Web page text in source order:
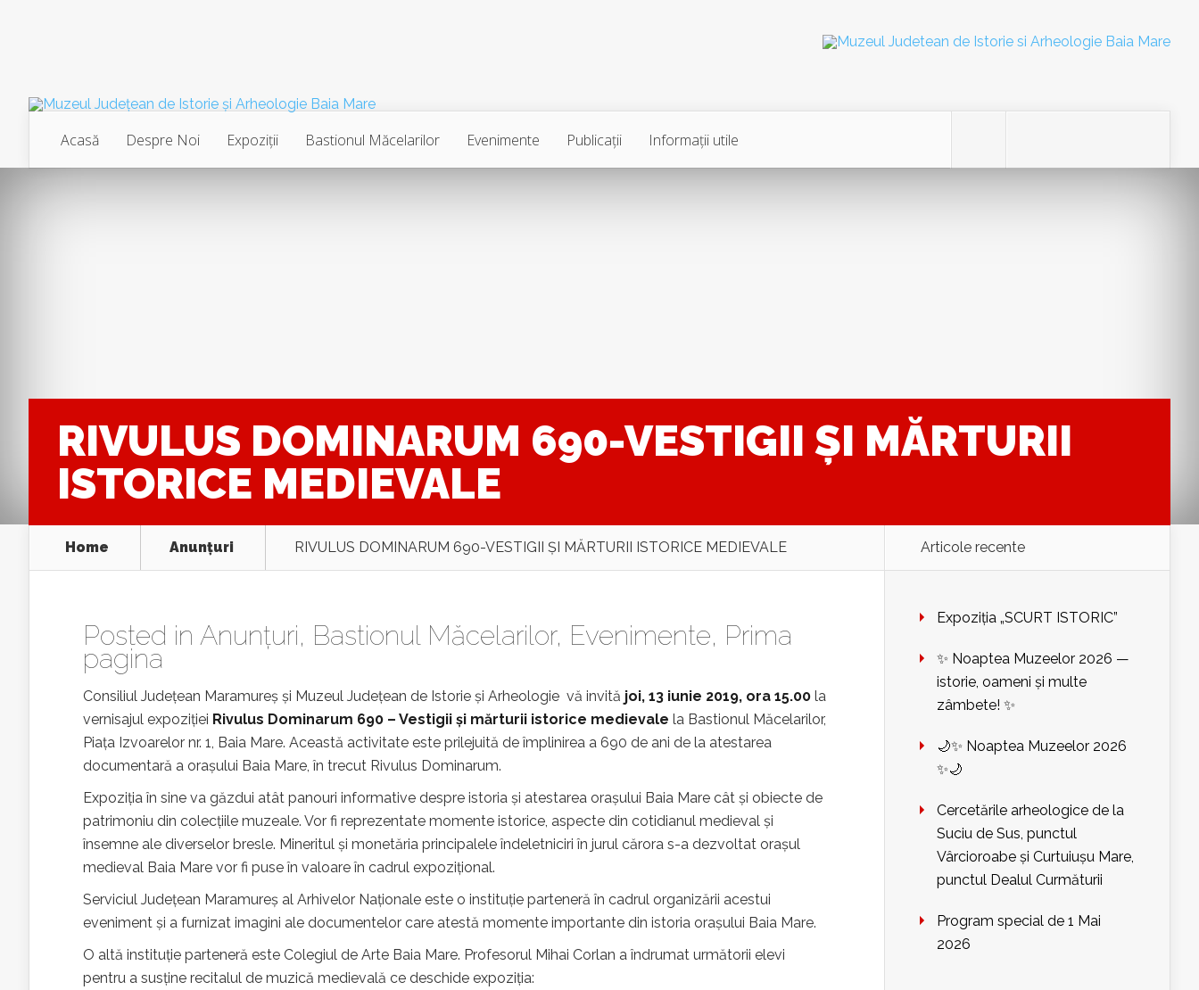
Acasă Despre Noi Expoziţii Bastionul Măcelarilor Evenimente Publicaţii Informaţii utile
RIVULUS DOMINARUM 690-VESTIGII ŞI MĂRTURII
ISTORICE MEDIEVALE
Home Anunţuri RIVULUS DOMINARUM 690-VESTIGII ŞI MĂRTURII ISTORICE MEDIEVALE
Posted in Anunţuri, Bastionul Măcelarilor, Evenimente, Prima
pagina
Consiliul Judeţean Maramureş şi Muzeul Judeţean de Istorie şi Arheologie vă invită joi, 13 iunie 2019, ora 15.00 la
vernisajul expoziţiei Rivulus Dominarum 690 – Vestigii şi mărturii istorice medievale la Bastionul Măcelarilor,
Piaţa Izvoarelor nr. 1, Baia Mare. Această activitate este prilejuită de împlinirea a 690 de ani de la atestarea
documentară a oraşului Baia Mare, în trecut Rivulus Dominarum.
Expoziția în sine va găzdui atât panouri informative despre istoria și atestarea orașului Baia Mare cât și obiecte de
patrimoniu din colecțiile muzeale. Vor fi reprezentate momente istorice, aspecte din cotidianul medieval și
însemne ale diverselor bresle. Mineritul şi monetăria principalele îndeletniciri în jurul cărora s-a dezvoltat oraşul
medieval Baia Mare vor fi puse în valoare în cadrul expozițional.
Serviciul Judeţean Maramureş al Arhivelor Naţionale este o instituție parteneră în cadrul organizării acestui
eveniment și a furnizat imagini ale documentelor care atestă momente importante din istoria orașului Baia Mare.
O altă instituție parteneră este Colegiul de Arte Baia Mare. Profesorul Mihai Corlan a îndrumat următorii elevi
pentru a susține recitalul de muzică medievală ce deschide expoziția:
Articole recente
Expoziția „SCURT ISTORIC”
✨ Noaptea Muzeelor 2026 —
istorie, oameni și multe
zâmbete! ✨
🌙✨ Noaptea Muzeelor 2026
✨🌙
Cercetările arheologice de la
Suciu de Sus, punctul
Vârcioroabe și Curtuiușu Mare,
punctul Dealul Curmăturii
Program special de 1 Mai
2026